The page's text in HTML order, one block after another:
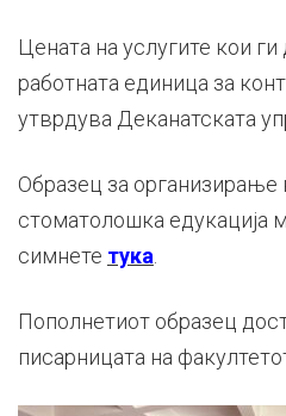
Цената на услугите кои
работната единица за
утврдува Деканатската
Образец за организирање
стоматолошка едукација
симнете тука
Пополнетиот образец
писарницата на